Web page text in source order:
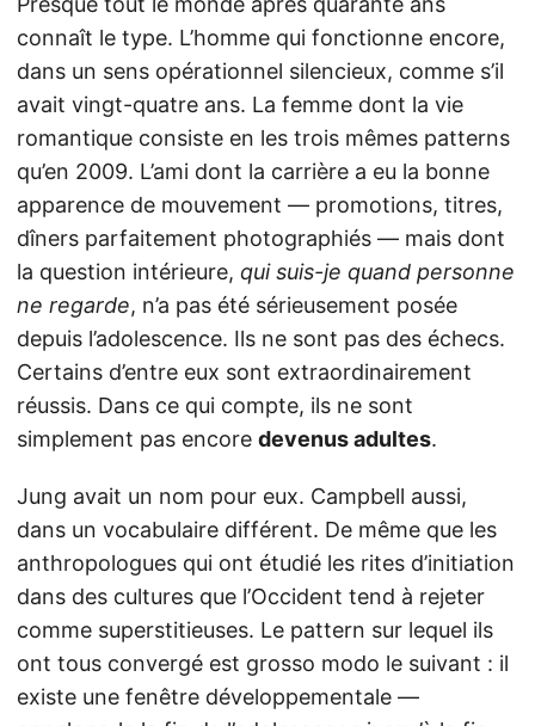
connaît le type. L’homme qui fonctionne encore,
dans un sens opérationnel silencieux, comme s’il
avait vingt-quatre ans. La femme dont la vie
romantique consiste en les trois mêmes patterns
qu’en 2009. L’ami dont la carrière a eu la bonne
apparence de mouvement — promotions, titres,
dîners parfaitement photographiés — mais dont
la question intérieure, qui suis-je quand personne
ne regarde, n’a pas été sérieusement posée
depuis l’adolescence. Ils ne sont pas des échecs.
Certains d’entre eux sont extraordinairement
réussis. Dans ce qui compte, ils ne sont
simplement pas encore devenus adultes.
Jung avait un nom pour eux. Campbell aussi,
dans un vocabulaire différent. De même que les
anthropologues qui ont étudié les rites d’initiation
dans des cultures que l’Occident tend à rejeter
comme superstitieuses. Le pattern sur lequel ils
ont tous convergé est grosso modo le suivant : il
existe une fenêtre développementale —